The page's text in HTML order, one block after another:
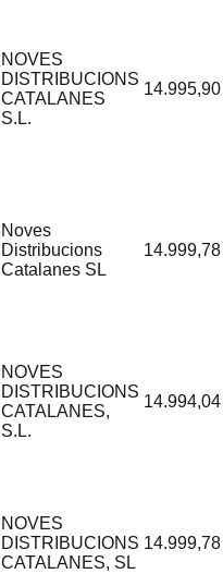
NOVES
DISTRIBUCIONS
CATALANES
S.L.
Noves
Distribucions
Catalanes SL
NOVES
DISTRIBUCIONS
CATALANES,
S.L.
NOVES
DISTRIBUCIONS
CATALANES, SL